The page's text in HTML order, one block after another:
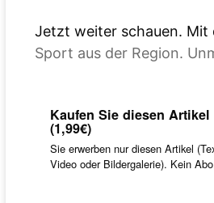
Jetzt weiter schauen. Mit
Sport aus der Region.
Kaufen Sie diesen Artikel
(1,99€)
Sie erwerben nur diesen Artikel
Video oder Bildergalerie). Kein